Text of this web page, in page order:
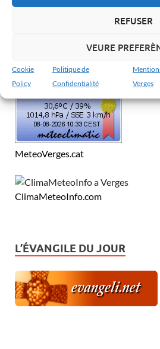
REFUSER
VEURE
Cookie
Policy
Politique de
Confidentialité
Verges
MeteoVerges.cat
ClimaMeteoInfo.com
L’ÉVANGILE DU JOUR